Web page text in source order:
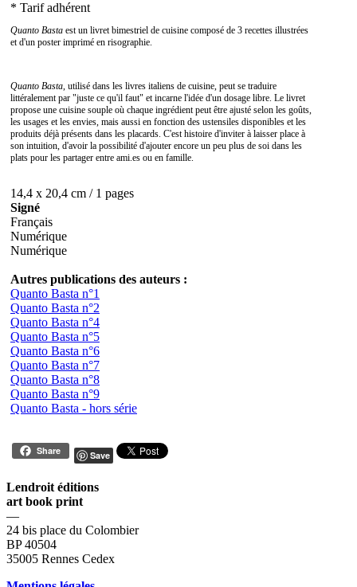
* Tarif adhérent
Quanto Basta est un livret bimestriel de cuisine composé de 3 recettes illustrées
et d'un poster imprimé en risographie.
Quanto Basta , utilisé dans les livres italiens de cuisine, peut se traduire
littéralement par "juste ce qu'il faut" et incarne l'idée d'un dosage libre. Le livret
propose une cuisine souple où chaque ingrédient peut être ajusté selon les goûts,
les usages et les envies, mais aussi en fonction des ustensiles disponibles et les
produits déjà présents dans les placards. C'est histoire d'inviter à laisser place à
son intuition, d'avoir la possibilité d'ajouter encore un peu plus de soi dans les
plats pour les partager entre ami.es ou en famille.
14,4 x 20,4 cm / 1 pages
Signé
Français
Numérique
Numérique
Autres publications des auteurs :
Quanto Basta n°1
Quanto Basta n°2
Quanto Basta n°4
Quanto Basta n°5
Quanto Basta n°6
Quanto Basta n°7
Quanto Basta n°8
Quanto Basta n°9
Quanto Basta - hors série
Share Save
Lendroit éditions
art book print
—
24 bis place du Colombier
BP 40504
35005 Rennes Cedex